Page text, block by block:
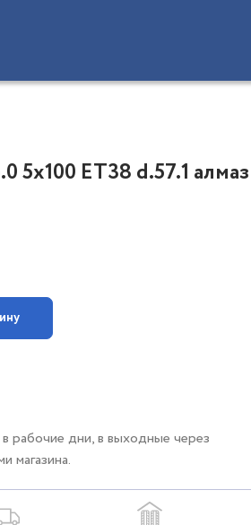
5x100 ET38 d.57.1 алмаз
рабочие дни, в выходные через
магазина.